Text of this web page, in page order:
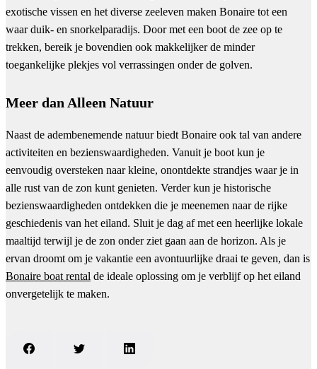
exotische vissen en het diverse zeeleven maken Bonaire tot een
waar duik- en snorkelparadijs. Door met een boot de zee op te
trekken, bereik je bovendien ook makkelijker de minder
toegankelijke plekjes vol verrassingen onder de golven.
Meer dan Alleen Natuur
Naast de adembenemende natuur biedt Bonaire ook tal van andere
activiteiten en bezienswaardigheden. Vanuit je boot kun je
eenvoudig oversteken naar kleine, onontdekte strandjes waar je in
alle rust van de zon kunt genieten. Verder kun je historische
bezienswaardigheden ontdekken die je meenemen naar de rijke
geschiedenis van het eiland. Sluit je dag af met een heerlijke lokale
maaltijd terwijl je de zon onder ziet gaan aan de horizon. Als je
ervan droomt om je vakantie een avontuurlijke draai te geven, dan is
Bonaire boat rental de ideale oplossing om je verblijf op het eiland
onvergetelijk te maken.